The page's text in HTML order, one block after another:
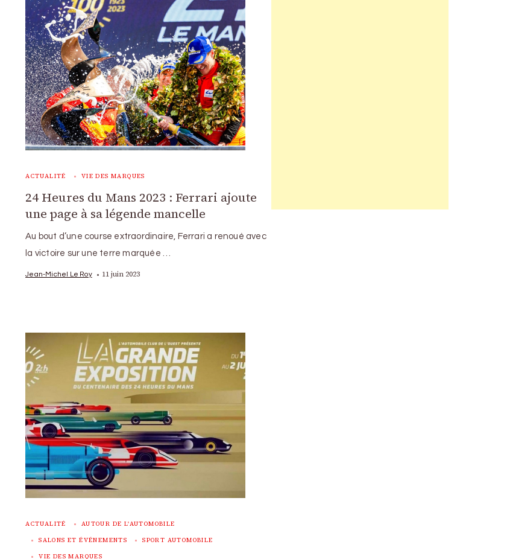
ACTUALITÉ VIE DES MARQUES
24 Heures du Mans 2023 : Ferrari ajoute
une page à sa légende mancelle
Au bout d’une course extraordinaire, Ferrari a renoué avec
la victoire sur une terre marquée …
Jean-Michel Le Roy 11 juin 2023
ACTUALITÉ AUTOUR DE L'AUTOMOBILE
SALONS ET ÉVÉNEMENTS SPORT AUTOMOBILE
VIE DES MARQUES